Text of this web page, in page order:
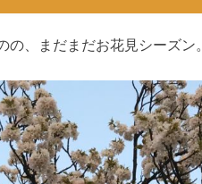
、まだまだお花見シーズン。